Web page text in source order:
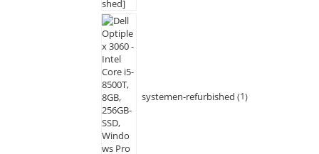
systemen-refurbished 1